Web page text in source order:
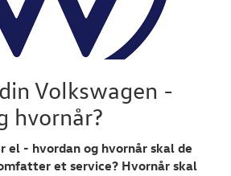
BRUGTE BILER
Bestil tilbud
Volkswagen -
hvornår?
el - hvordan og hvornår skal de
et service? Hvornår skal